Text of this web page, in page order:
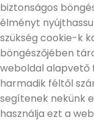
biztonságos
élményt
szükség cookie-k
böngészőjében
weboldal alapvető
harmadik féltől
segítenek nekünk
használja ezt a